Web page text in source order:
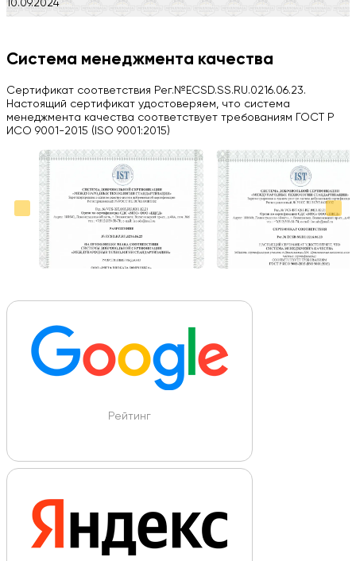
10.09.2024
H
03.09.2024
Вся работа выполнена в срок. Всем рекомендую
Больше отзывов на Google Maps
Система менеджмента качества
Сертификат соответствия Рег.№ECSD.SS.RU.0216.06.23.
Настоящий сертификат удостоверяем, что система
менеджмента качества соответствует требованиям ГОСТ Р
ИСО 9001-2015 (ISO 9001:2015)
Рейтинг